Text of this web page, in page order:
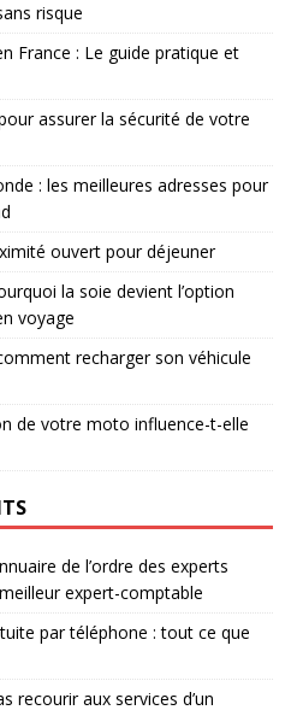
risque
France : Le guide pratique et
assurer la sécurité de votre
: les meilleures adresses pour
ouvert pour déjeuner
la soie devient l’option
voyage
recharger son véhicule
de votre moto influence-t-elle
de l’ordre des experts
expert-comptable
par téléphone : tout ce que
recourir aux services d’un